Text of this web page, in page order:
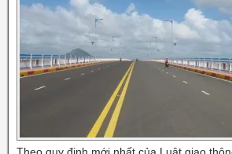
Theo quy định mới nhất của Luật giao